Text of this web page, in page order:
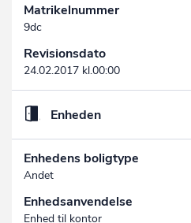
Matrikelnummer
9dc
Revisionsdato
24.02.2017 kl.00:00
Enheden
Enhedens boligtype
Andet
Enhedsanvendelse
Enhed til kontor